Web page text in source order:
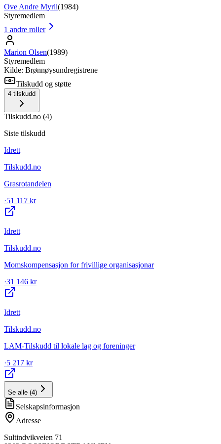
Ove Andre Myrli(1984)
Styremedlem
1 andre roller
Marion Olsen(1989)
Styremedlem
Kilde: Brønnøysundregistrene
Tilskudd og støtte
4 tilskudd
Tilskudd.no (4)
Siste tilskudd
Idrett
Tilskudd.no
Grasrotandelen
·51 117 kr
Idrett
Tilskudd.no
Momskompensasjon for frivillige organisasjonar
·31 146 kr
Idrett
Tilskudd.no
LAM-Tilskudd til lokale lag og foreninger
·5 217 kr
Se alle (4)
Selskapsinformasjon
Adresse
Sultindvikveien 71